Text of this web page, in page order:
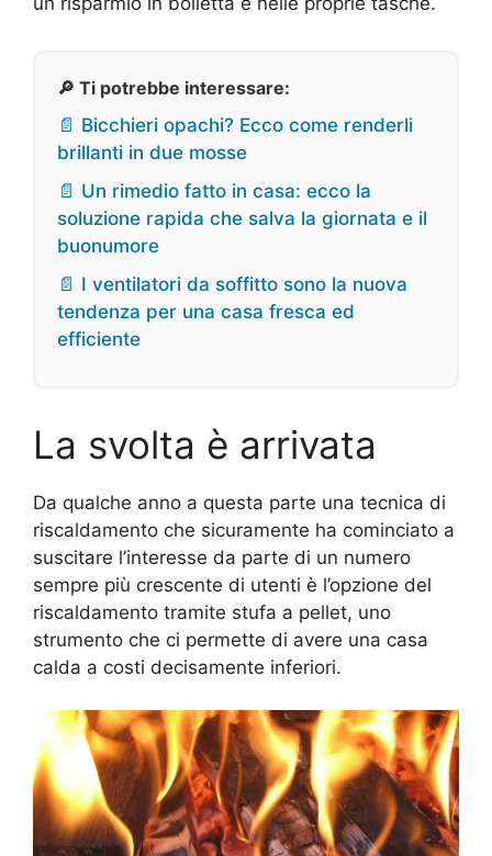
🔎 Ti potrebbe interessare:
📄 Bicchieri opachi? Ecco come renderli
brillanti in due mosse
📄 Un rimedio fatto in casa: ecco la
soluzione rapida che salva la giornata e il
buonumore
📄 I ventilatori da soffitto sono la nuova
tendenza per una casa fresca ed
efficiente
La svolta è arrivata
Da qualche anno a questa parte una tecnica di
riscaldamento che sicuramente ha cominciato a
suscitare l’interesse da parte di un numero
sempre più crescente di utenti è l’opzione del
riscaldamento tramite stufa a pellet, uno
strumento che ci permette di avere una casa
calda a costi decisamente inferiori.